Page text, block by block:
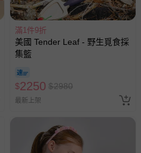
滿1件9折
美國 Tender Leaf - 野生覓食採
集籃
$2250 $2980
最新上架